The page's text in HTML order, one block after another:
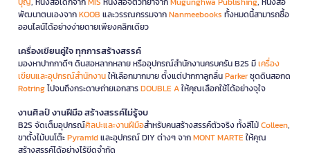
พัฒนาตนเองจากKOOB และวรรณกรรมจากNanmeebooks ทั้งหมดนี้สามารถซื้อ
ออนไลน์ได้อย่างง่ายดายเพียงคลิกเดียว
เครื่องเขียนคู่ใจ ทุกการสร้างสรรค์
มองหาปากกาดีๆ ดินสอหลากหลาย หรืออุปกรณ์สำนักงานครบครัน B2S มีเครื่อง
เขียนและอุปกรณ์สำนักงานให้เลือกมากมาย ตั้งแต่ปากกาลูกลื่นParkerชุดดินสอกด
Rotringไปจนถึงกระดาษถ่ายเอกสารDOUBLE Aให้คุณเลือกใช้ได้อย่างจุใจ
งานศิลป์ งานฝีมือ สร้างสรรค์ไม่รู้จบ
B2S จัดเต็มอุปกรณ์ศิลปะและงานฝีมือสำหรับคนสร้างสรรค์ตัวจริง ทั้งสีไม้Colleen,
ขาตั้งไม้บนโต๊ะPyramidและอุปกรณ์ DIY ต่างๆ จากMONT MARTEให้คุณ
สร้างสรรค์ได้อย่างไร้ขีดจำกัด